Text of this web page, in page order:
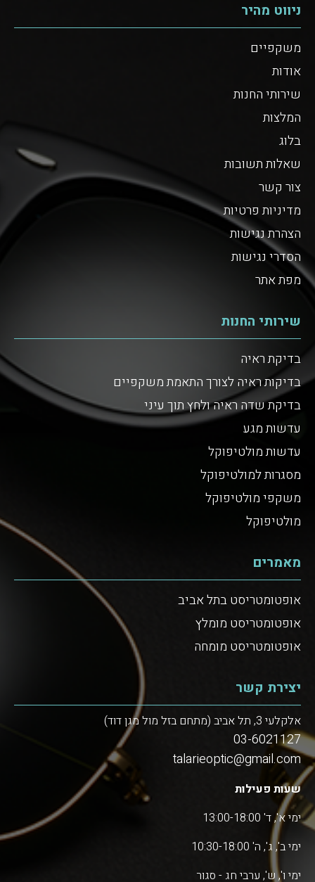
ניווט מהיר
משקפיים
אודות
שירותי החנות
המלצות
בלוג
שאלות תשובות
צור קשר
מדיניות פרטיות
הצהרת נגישות
הסדרי נגישות
מפת אתר
שירותי החנות
בדיקת ראיה
בדיקות ראיה לצורך התאמת משקפיים
בדיקת שדה ראיה ולחץ תוך עיני
עדשות מגע
עדשות מולטיפוקל
מסגרות למולטיפוקל
משקפי מולטיפוקל
מולטיפוקל
מאמרים
אופטומטריסט בתל אביב
אופטומטריסט מומלץ
אופטומטריסט מומחה
יצירת קשר
אלקלעי 3, תל אביב (מתחם בזל מול מגן דוד)
03-6021127
talarieoptic@gmail.com
שעות פעילות
ימי א', ד' 13:00-18:00
ימי ב', ג', ה' 10:30-18:00
ימי ו', ש', ערבי חג - סגור